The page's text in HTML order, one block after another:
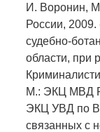
И. Воронин,
России,
судебно-
области, при
М.: ЭКЦ МВД
ЭКЦ УВД по
связанных с